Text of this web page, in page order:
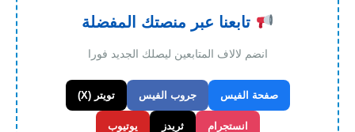
تابعنا عبر منصتك المفضلة
انضم لالاف المتابعين ليصلك الجديد فورا
صفحة الفيس جروب الفيس تويتر (X)
انستجرام ثريدز يوتيوب